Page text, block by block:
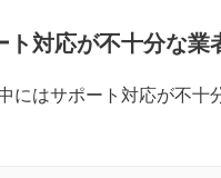
ト対応が不十分な業
にはサポート対応が不十